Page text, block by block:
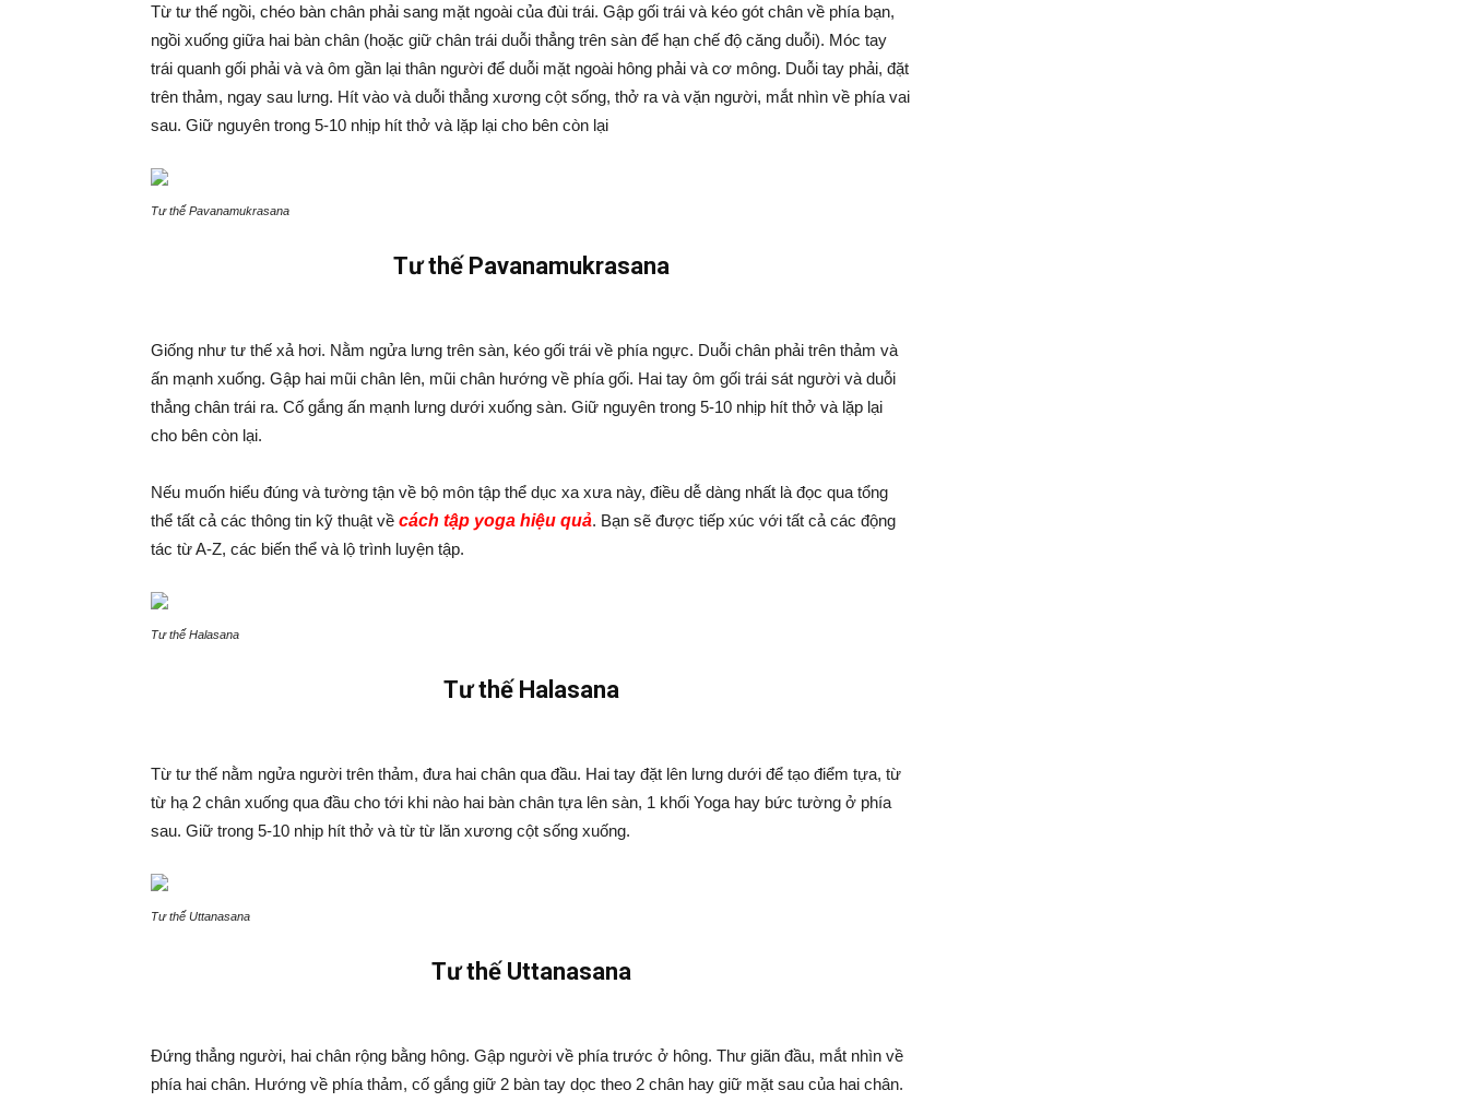
Từ tư thế ngồi, chéo bàn chân phải sang mặt ngoài của đùi trái. Gập gối trái và kéo gót chân về phía bạn,
ngồi xuống giữa hai bàn chân (hoặc giữ chân trái duỗi thẳng trên sàn để hạn chế độ căng duỗi). Móc tay
trái quanh gối phải và và ôm gần lại thân người để duỗi mặt ngoài hông phải và cơ mông. Duỗi tay phải, đặt
trên thảm, ngay sau lưng. Hít vào và duỗi thẳng xương cột sống, thở ra và vặn người, mắt nhìn về phía vai
sau. Giữ nguyên trong 5-10 nhịp hít thở và lặp lại cho bên còn lại
Tư thế Pavanamukrasana
Tư thế Pavanamukrasana
Giống như tư thế xả hơi. Nằm ngửa lưng trên sàn, kéo gối trái về phía ngực. Duỗi chân phải trên thảm và
ấn mạnh xuống. Gập hai mũi chân lên, mũi chân hướng về phía gối. Hai tay ôm gối trái sát người và duỗi
thẳng chân trái ra. Cố gắng ấn mạnh lưng dưới xuống sàn. Giữ nguyên trong 5-10 nhịp hít thở và lặp lại
cho bên còn lại.
Nếu muốn hiểu đúng và tường tận về bộ môn tập thể dục xa xưa này, điều dễ dàng nhất là đọc qua tổng
thể tất cả các thông tin kỹ thuật về cách tập yoga hiệu quả. Bạn sẽ được tiếp xúc với tất cả các động
tác từ A-Z, các biến thể và lộ trình luyện tập.
Tư thế Halasana
Tư thế Halasana
Từ tư thế nằm ngửa người trên thảm, đưa hai chân qua đầu. Hai tay đặt lên lưng dưới để tạo điểm tựa, từ
từ hạ 2 chân xuống qua đầu cho tới khi nào hai bàn chân tựa lên sàn, 1 khối Yoga hay bức tường ở phía
sau. Giữ trong 5-10 nhịp hít thở và từ từ lăn xương cột sống xuống.
Tư thế Uttanasana
Tư thế Uttanasana
Đứng thẳng người, hai chân rộng bằng hông. Gập người về phía trước ở hông. Thư giãn đầu, mắt nhìn về
phía hai chân. Hướng về phía thảm, cố gắng giữ 2 bàn tay dọc theo 2 chân hay giữ mặt sau của hai chân.